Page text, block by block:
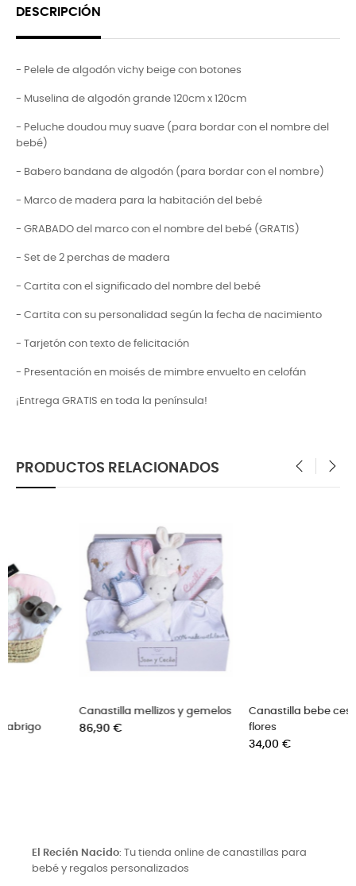
DESCRIPCIÓN
- Pelele de algodón vichy beige con botones
- Muselina de algodón grande 120cm x 120cm
- Peluche doudou muy suave (para bordar con el nombre del
bebé)
- Babero bandana de algodón (para bordar con el nombre)
- Marco de madera para la habitación del bebé
- GRABADO del marco con el nombre del bebé (GRATIS)
- Set de 2 perchas de madera
- Cartita con el significado del nombre del bebé
- Cartita con su personalidad según la fecha de nacimiento
- Tarjetón con texto de felicitación
- Presentación en moisés de mimbre envuelto en celofán
¡Entrega GRATIS en toda la península!
PRODUCTOS RELACIONADOS
Canastilla bebe cesta de
flores
Canastilla bebé vistosa
200,00 €
El Recién Nacido: Tu tienda online de canastillas para
bebé y regalos personalizados